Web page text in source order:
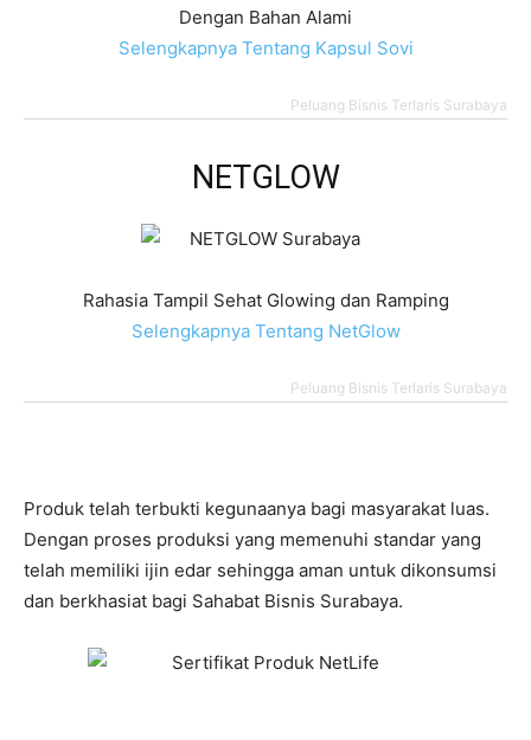
Dengan Bahan Alami
Selengkapnya Tentang Kapsul Sovi
Peluang Bisnis Terlaris Surabaya
NETGLOW
Rahasia Tampil Sehat Glowing dan Ramping
Selengkapnya Tentang NetGlow
Peluang Bisnis Terlaris Surabaya
Produk telah terbukti kegunaanya bagi masyarakat luas.
Dengan proses produksi yang memenuhi standar yang
telah memiliki ijin edar sehingga aman untuk dikonsumsi
dan berkhasiat bagi Sahabat Bisnis Surabaya.